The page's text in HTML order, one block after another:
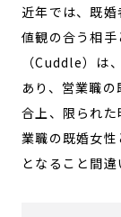
近年では、既
値観の合う相
（Cuddle）は
あり、営業職
合上、限られ
業職の既婚女
となること間違